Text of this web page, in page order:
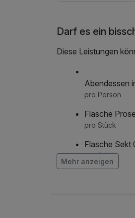
Darf es ein
Diese Leistungen
Abendessen
pro Person
Flasche
pro Stück
Flasche Sekt
pro Stück
Mehr anzeigen